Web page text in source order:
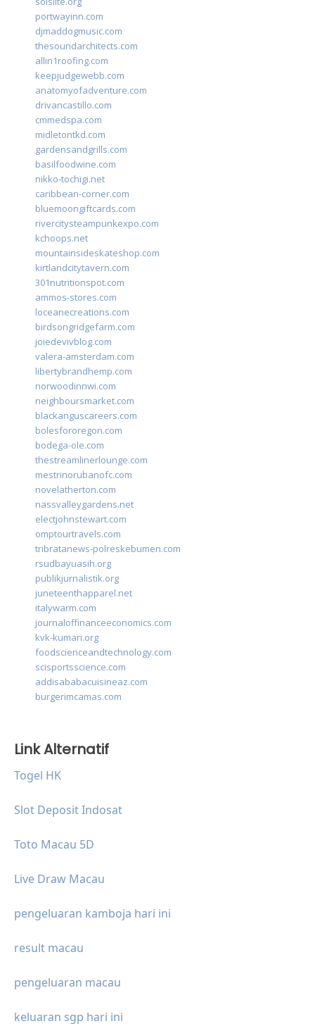
portwayinn.com
djmaddogmusic.com
thesoundarchitects.com
allin1roofing.com
keepjudgewebb.com
anatomyofadventure.com
drivancastillo.com
cmmedspa.com
midletontkd.com
gardensandgrills.com
basilfoodwine.com
nikko-tochigi.net
caribbean-corner.com
bluemoongiftcards.com
rivercitysteampunkexpo.com
kchoops.net
mountainsideskateshop.com
kirtlandcitytavern.com
301nutritionspot.com
ammos-stores.com
loceanecreations.com
birdsongridgefarm.com
joiedevivblog.com
valera-amsterdam.com
libertybrandhemp.com
norwoodinnwi.com
neighboursmarket.com
blackanguscareers.com
bolesfororegon.com
bodega-ole.com
thestreamlinerlounge.com
mestrinorubanofc.com
novelatherton.com
nassvalleygardens.net
electjohnstewart.com
omptourtravels.com
tribratanews-polreskebumen.com
rsudbayuasih.org
publikjurnalistik.org
juneteenthapparel.net
italywarm.com
journaloffinanceeconomics.com
kvk-kumari.org
foodscienceandtechnology.com
scisportsscience.com
addisababacuisineaz.com
burgerimcamas.com
Link Alternatif
Togel HK
Slot Deposit Indosat
Toto Macau 5D
Live Draw Macau
pengeluaran kamboja hari ini
result macau
pengeluaran macau
keluaran sgp hari ini